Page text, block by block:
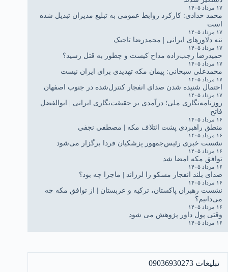
۱۷ مرداد ۱۴۰۵
محمد خدادی: کارکرد روابط عمومی به تبلیغ مدیران تبدیل شده
است
۱۷ مرداد ۱۴۰۵
ننه دلاورهای ایرانی | محمدرضا تاجیک
۱۷ مرداد ۱۴۰۵
حمیدرضا رجب‌زاده مداح کیست و چطور به قتل رسید؟
۱۷ مرداد ۱۴۰۵
محمدعلی سبحانی: پیمان مکه تهدیدی برای ایران نیست
۱۷ مرداد ۱۴۰۵
احتمال شنیده شدن صدای انفجار کنترل‌شده در جنوب اصفهان
۱۷ مرداد ۱۴۰۵
روزنامه‌نگاری ملی؛ درآمدی بر حقیقت‌نگاری ایرانی | ابوالفضل
فاتح
۱۶ مرداد ۱۴۰۵
منطق راهبردی پشت ائتلاف مکه | مصطفی نجفی
۱۶ مرداد ۱۴۰۵
نشست خبری رئیس‌جمهور پزشکیان فردا برگزار می‌شود
۱۶ مرداد ۱۴۰۵
توافق مکه امضا شد
۱۶ مرداد ۱۴۰۵
صدای بلند انفجار مسکو را لرزاند | ماجرا چه بود؟
۱۶ مرداد ۱۴۰۵
نشست رهبران پاکستان، ترکیه و عربستان | از توافق مکه چه
می‌دانیم؟
۱۶ مرداد ۱۴۰۵
وقتی پول داور پژوهش می شود
۱۶ مرداد ۱۴۰۵
تبلیغات 09036930273